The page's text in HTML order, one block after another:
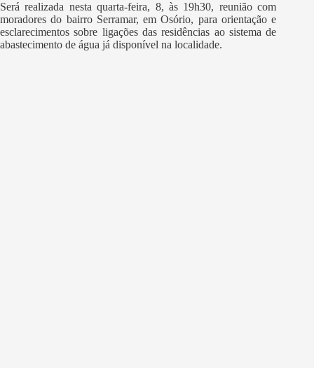
Será realizada nesta quarta-feira, 8, às 19h30, reunião com
moradores do bairro Serramar, em Osório, para orientação e
esclarecimentos sobre ligações das residências ao sistema de
abastecimento de água já disponível na localidade.